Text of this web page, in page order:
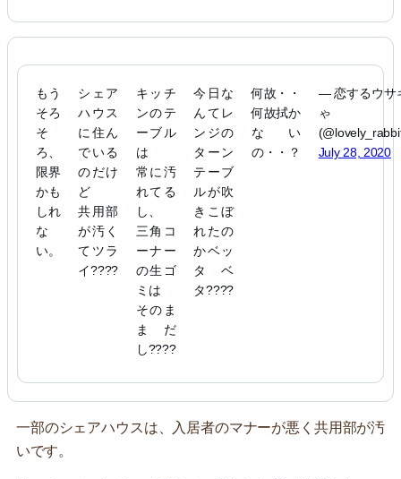
もう
そろ
そ
ろ、
限界
かも
しれ
な
い。
シェア
ハウス
に住ん
でいる
のだけ
ど
共用部
が汚く
てツラ
イ????
キッチ
ンのテ
ーブル
は
常に汚
れてる
し、
三角コ
ーナー
の生ゴ
ミは
そのま
まだ
し????
今日な
んてレ
ンジの
ターン
テーブ
ルが吹
きこぼ
れたの
かベッ
タベ
タ????
何故・・
何故拭か
ない
の・・？
— 恋するウサ
ゃ
July 28, 2020
一部のシェアハウスは、入居者のマナーが悪く共用部が汚
いです。